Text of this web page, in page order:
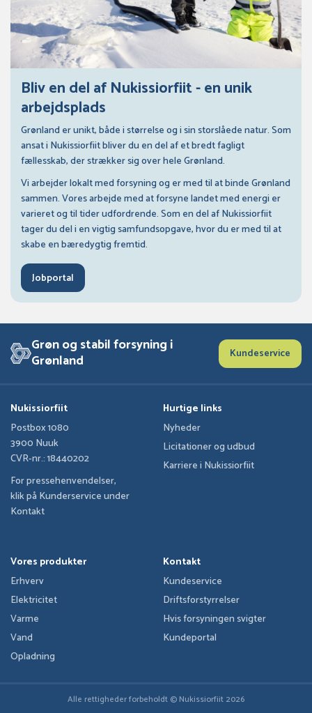
Bliv en del af Nukissiorfiit - en unik
arbejdsplads
Grønland er unikt, både i størrelse og i sin storslåede natur. Som
ansat i Nukissiorfiit bliver du en del af et bredt fagligt
fællesskab, der strækker sig over hele Grønland.
Vi arbejder lokalt med forsyning og er med til at binde Grønland
sammen. Vores arbejde med at forsyne landet med energi er
varieret og til tider udfordrende. Som en del af Nukissiorfiit
tager du del i en vigtig samfundsopgave, hvor du er med til at
skabe en bæredygtig fremtid.
Jobportal
Grøn og stabil forsyning i
Grønland Kundeservice
Nukissiorfiit
Postbox 1080
3900 Nuuk
CVR-nr.: 18440202
For pressehenvendelser,
klik på Kunderservice under
Kontakt
Hurtige links
Nyheder
Licitationer og udbud
Karriere i Nukissiorfiit
Vores produkter
Erhverv
Elektricitet
Varme
Vand
Opladning
Kontakt
Kundeservice
Driftsforstyrrelser
Hvis forsyningen svigter
Kundeportal
Alle rettigheder forbeholdt © Nukissiorfiit 2026